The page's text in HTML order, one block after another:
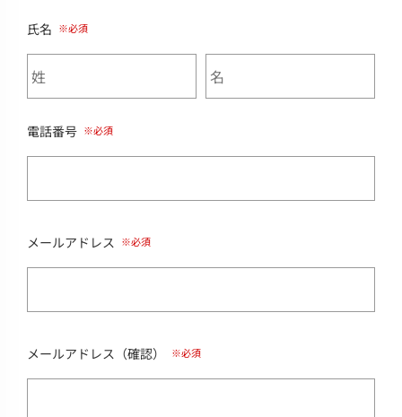
氏名
電話番号
メールアドレス
メールアドレス（確認）